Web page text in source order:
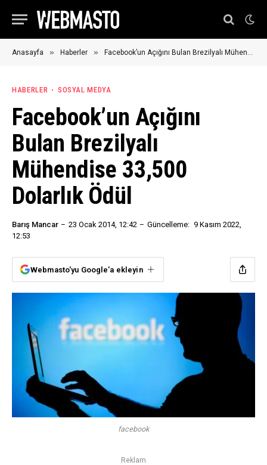
Anasayfa » Haberler » Facebook’un Açığını Bulan Brezilyalı Mühendise 33,500 Dolarlık Ödül
HABERLER SOSYAL MEDYA
Facebook’un Açığını
Bulan Brezilyalı
Mühendise 33,500
Dolarlık Ödül
Barış Mancar 23 Ocak 2014, 12:42 Güncelleme: 9 Kasım 2022,
12:53
Webmasto'yu Google'a ekleyin
facebook
Reklam